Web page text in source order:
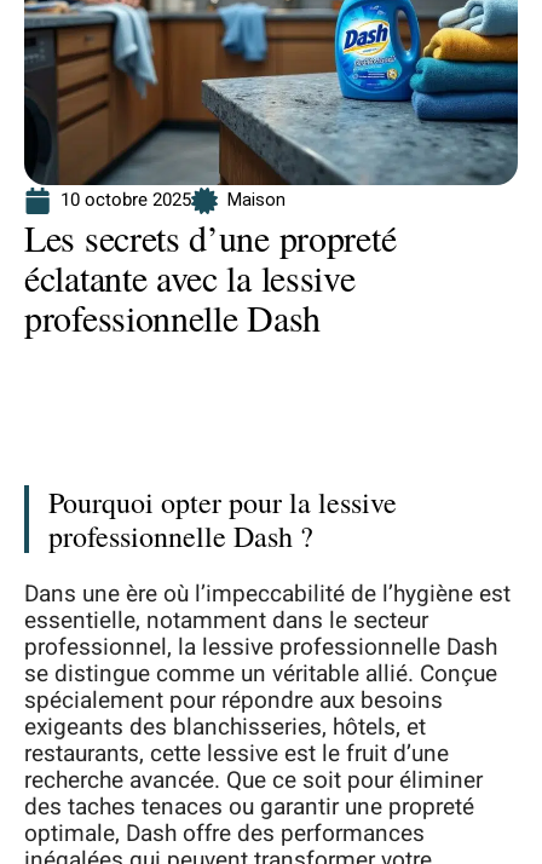
10 octobre 2025 Maison
Les secrets d’une propreté
éclatante avec la lessive
professionnelle Dash
Pourquoi opter pour la lessive
professionnelle Dash ?
Dans une ère où l’impeccabilité de l’hygiène est
essentielle, notamment dans le secteur
professionnel, la lessive professionnelle Dash
se distingue comme un véritable allié. Conçue
spécialement pour répondre aux besoins
exigeants des blanchisseries, hôtels, et
restaurants, cette lessive est le fruit d’une
recherche avancée. Que ce soit pour éliminer
des taches tenaces ou garantir une propreté
optimale, Dash offre des performances